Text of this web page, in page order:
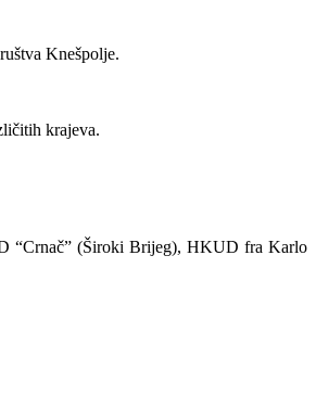
Knešpolje.
krajeva.
“Crnač” (Široki Brijeg), HKUD fra Karlo